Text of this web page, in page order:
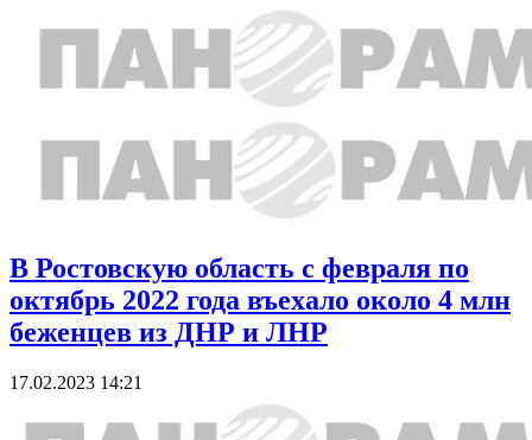
В Ростовскую область с февраля по
октябрь 2022 года въехало около 4 млн
беженцев из ДНР и ЛНР
17.02.2023 14:21